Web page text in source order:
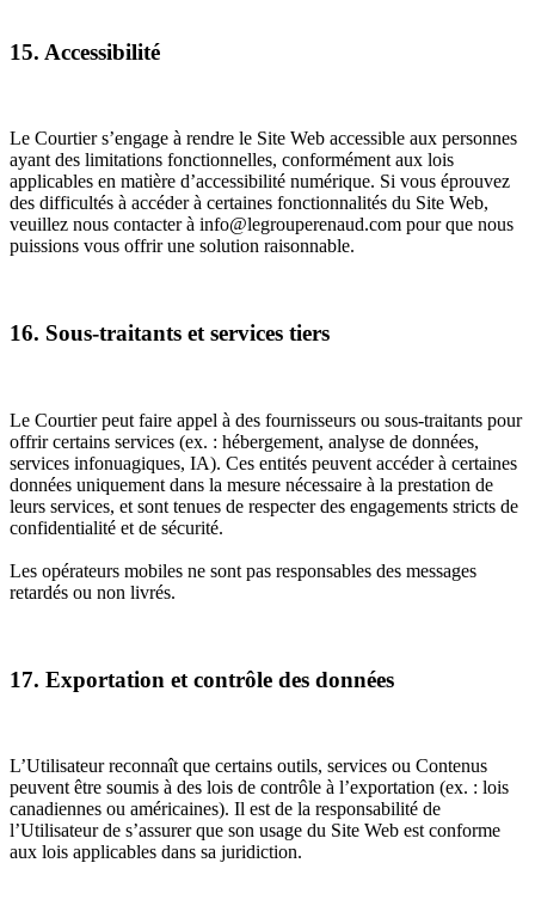
15. Accessibilité
Le Courtier s’engage à rendre le Site Web accessible aux personnes
ayant des limitations fonctionnelles, conformément aux lois
applicables en matière d’accessibilité numérique. Si vous éprouvez
des difficultés à accéder à certaines fonctionnalités du Site Web,
veuillez nous contacter à info@legrouperenaud.com pour que nous
puissions vous offrir une solution raisonnable.
16. Sous-traitants et services tiers
Le Courtier peut faire appel à des fournisseurs ou sous-traitants pour
offrir certains services (ex. : hébergement, analyse de données,
services infonuagiques, IA). Ces entités peuvent accéder à certaines
données uniquement dans la mesure nécessaire à la prestation de
leurs services, et sont tenues de respecter des engagements stricts de
confidentialité et de sécurité.
Les opérateurs mobiles ne sont pas responsables des messages
retardés ou non livrés.
17. Exportation et contrôle des données
L’Utilisateur reconnaît que certains outils, services ou Contenus
peuvent être soumis à des lois de contrôle à l’exportation (ex. : lois
canadiennes ou américaines). Il est de la responsabilité de
l’Utilisateur de s’assurer que son usage du Site Web est conforme
aux lois applicables dans sa juridiction.